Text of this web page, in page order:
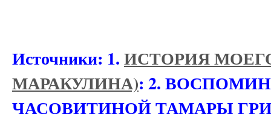
Источники: 1.ИСТОРИЯ МОЕГО
МАРАКУЛИНА): 2.
ЧАСОВИТИНОЙ ТАМАРЫ